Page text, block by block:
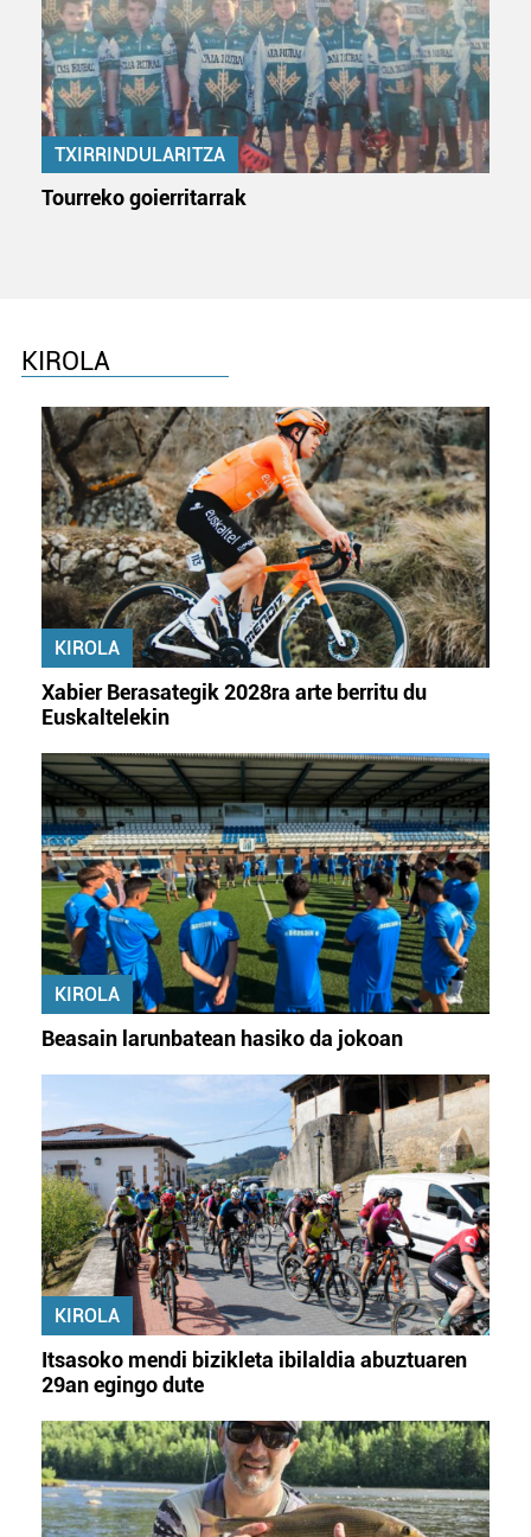
neurtzeko, jendeari buruzko informazioa biltzeko eta
produktuak garatzeko. Zure datuak nork eta zertarako
erabiltzen dituen hauta dezakezu.
Bazkide batzuek ez dizute baimenik eskatzen, eta beren
interes komertzial legitimoetan babesten dira. Ikusi gure
duten interes legitimoa eta horren aurka nola egin
datuen atalean. Edozein unetan alda edo ken dezakezu
zure baimena Cookieen adierazpenean.
Webgune honek cookie propioak eta hirugarrenen cookie-
fitxategiak erabiltzen ditu. Zure esperientzia eta
zerbitzuak hobetzeko asmoz, cookie teknologiaz
baliatzen gara. Ohar hau onartuz gero, teknologia hori
erabiltzeko baimen esplizitua ematen diguzu.Gehiago
irakurri
TXIRRINDULARITZA
Tourreko goierritarrak
KIROLA
KIROLA
Xabier Berasategik 2028ra arte berritu du
Euskaltelekin
KIROLA
Beasain larunbatean hasiko da jokoan
KIROLA
Itsasoko mendi bizikleta ibilaldia abuztuaren
29an egingo dute